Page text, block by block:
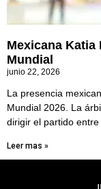
Mexicana Katia
Mundial
junio 22, 2026
La presencia
Mundial 2026. La
dirigir el partido
Leer mas »